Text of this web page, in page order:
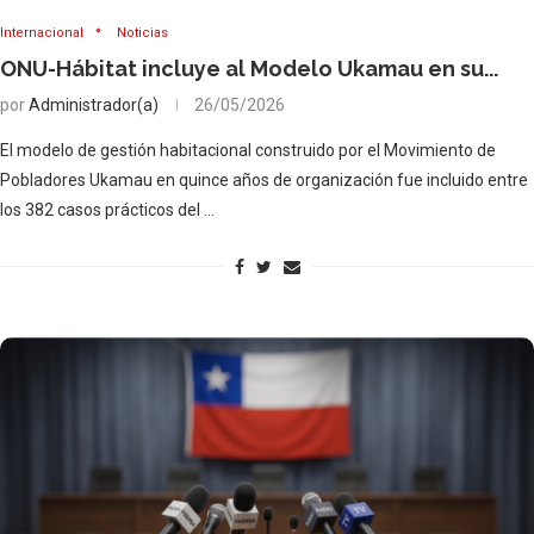
Internacional Noticias
ONU-Hábitat incluye al Modelo Ukamau en su...
porAdministrador(a) 26/05/2026
El modelo de gestión habitacional construido por el Movimiento de
Pobladores Ukamau en quince años de organización fue incluido entre
los 382 casos prácticos del …